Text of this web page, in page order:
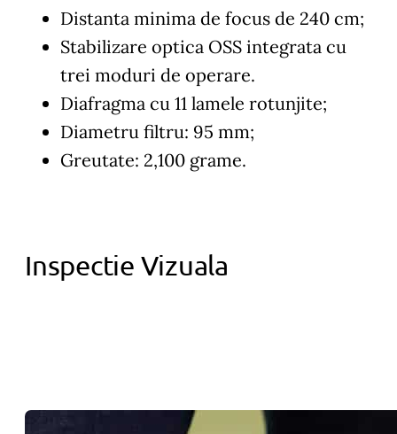
Distanta minima de focus de 240 cm;
Stabilizare optica OSS integrata cu
trei moduri de operare.
Diafragma cu 11 lamele rotunjite;
Diametru filtru: 95 mm;
Greutate: 2,100 grame.
Inspectie Vizuala